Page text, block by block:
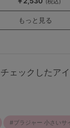
もっと見る
ェックしたア
ブラジャー 小さいサ